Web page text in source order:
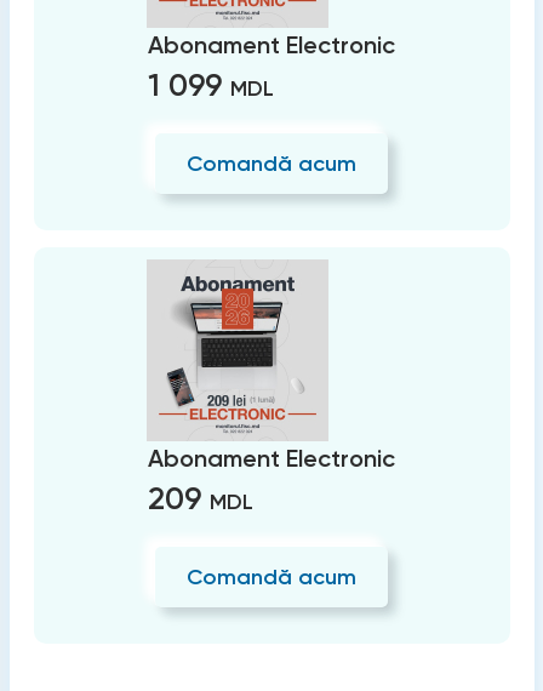
Abonament Electronic
1 099 MDL
Comandă acum
Abonament Electronic
209 MDL
Comandă acum